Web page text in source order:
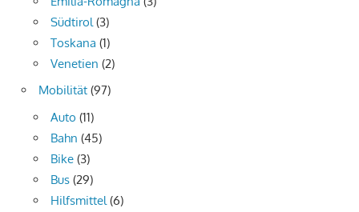
Südtirol (3)
Toskana (1)
Venetien (2)
Mobilität (97)
Auto (11)
Bahn (45)
Bike (3)
Bus (29)
Hilfsmittel (6)